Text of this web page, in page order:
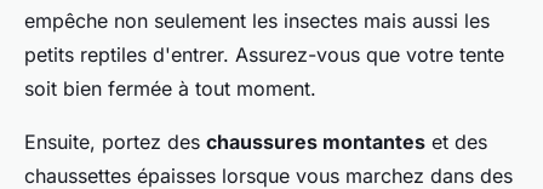
empêche non seulement les insectes mais aussi les
petits reptiles d'entrer. Assurez-vous que votre tente
soit bien fermée à tout moment.
Ensuite, portez des chaussures montantes et des
chaussettes épaisses lorsque vous marchez dans des